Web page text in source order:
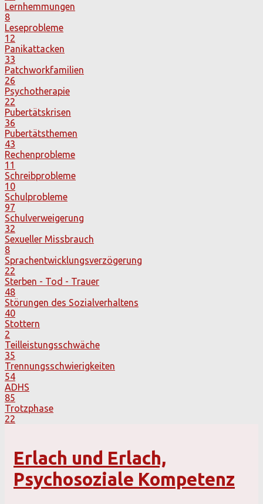
Lernhemmungen
8
Leseprobleme
12
Panikattacken
33
Patchworkfamilien
26
Psychotherapie
22
Pubertätskrisen
36
Pubertätsthemen
43
Rechenprobleme
11
Schreibprobleme
10
Schulprobleme
97
Schulverweigerung
32
Sexueller Missbrauch
8
Sprachentwicklungsverzögerung
22
Sterben - Tod - Trauer
48
Störungen des Sozialverhaltens
40
Stottern
2
Teilleistungsschwäche
35
Trennungsschwierigkeiten
54
ADHS
85
Trotzphase
22
Erlach und Erlach,
Psychosoziale Kompetenz